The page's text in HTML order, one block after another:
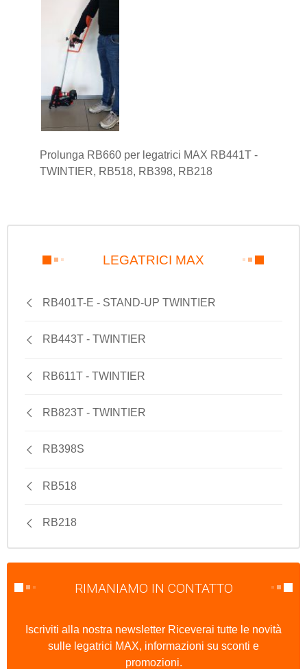
Prolunga RB660 per legatrici MAX RB441T -
TWINTIER, RB518, RB398, RB218
LEGATRICI MAX
RB401T-E - STAND-UP TWINTIER
RB443T - TWINTIER
RB611T - TWINTIER
RB823T - TWINTIER
RB398S
RB518
RB218
RIMANIAMO IN CONTATTO
Iscriviti alla nostra newsletter Riceverai tutte le novità
sulle legatrici MAX, informazioni su sconti e
promozioni.